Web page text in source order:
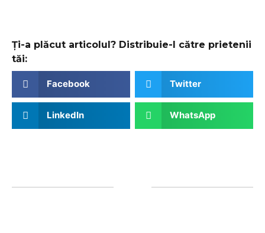
Ți-a plăcut articolul? Distribuie-l către prietenii
tăi:
Facebook Twitter
LinkedIn WhatsApp